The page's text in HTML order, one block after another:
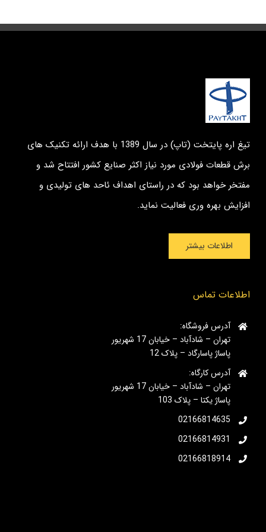
تیغ اره پایتخت (تاپ) در سال 1389 با هدف ارائه تکنیک های
برش قطعات فولادی مورد نیاز اکثر صنایع کشور افتتاح شد و
مفتخر خواهد بود که در راستای اهداف ئاحد های تولیدی و
افزایش بهره وری فعالیت نماید.
اطلاعات بیشتر
اطلاعات تماس
آدرس فروشگاه:
تهران – شادآباد – خیابان 17 شهریور
پاساژ پاسارگاد – پلاک 12
آدرس کارگاه:
تهران – شادآباد – خیابان 17 شهریور
پاساژ یکتا – پلاک 103
02166814635
02166814931
02166818914